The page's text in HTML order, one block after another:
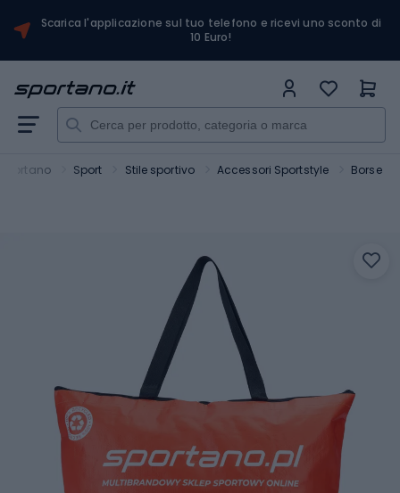
Scarica l'applicazione sul tuo telefono e ricevi uno sconto di
10 Euro!
Sportano Sport Stile sportivo Accessori Sportstyle Borse